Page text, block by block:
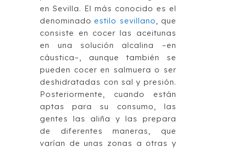
en Sevilla. El más conocido es el
denominadoestilo sevillano, que
consiste en cocer las aceitunas
en una solución alcalina –en
cáustica–, aunque también se
pueden cocer en salmuera o ser
deshidratadas con sal y presión.
Posteriormente, cuando están
aptas para su consumo, las
gentes las aliña y las prepara
de diferentes maneras, que
varían de unas zonas a otras y